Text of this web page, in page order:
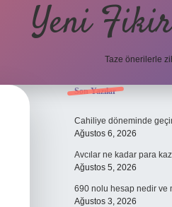
Yeni
Taze önerilerle
Sidebar
Son Yazılar
Cahiliye döneminde
Ağustos 6, 2026
Avcılar ne kadar para
Ağustos 5, 2026
690 nolu hesap nedir ve
Ağustos 3, 2026